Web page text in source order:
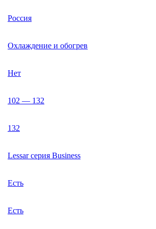
Россия
Охлаждение и обогрев
Нет
102 — 132
132
Lessar серия Business
Есть
Есть